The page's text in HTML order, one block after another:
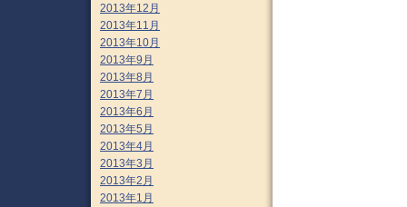
2013年12月
2013年11月
2013年10月
2013年9月
2013年8月
2013年7月
2013年6月
2013年5月
2013年4月
2013年3月
2013年2月
2013年1月